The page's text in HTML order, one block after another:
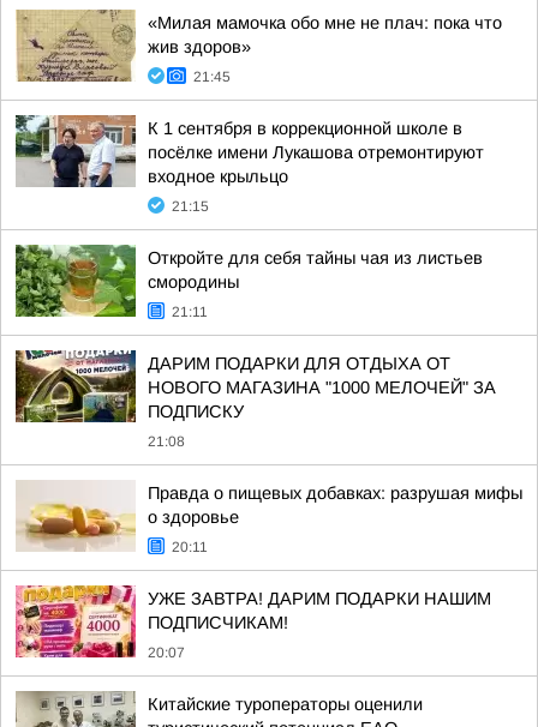
«Милая мамочка обо мне не плач: пока что
жив здоров»
21:45
К 1 сентября в коррекционной школе в
посёлке имени Лукашова отремонтируют
входное крыльцо
21:15
Откройте для себя тайны чая из листьев
смородины
21:11
ДАРИМ ПОДАРКИ ДЛЯ ОТДЫХА ОТ
НОВОГО МАГАЗИНА "1000 МЕЛОЧЕЙ" ЗА
ПОДПИСКУ
21:08
Правда о пищевых добавках: разрушая мифы
о здоровье
20:11
УЖЕ ЗАВТРА! ДАРИМ ПОДАРКИ НАШИМ
ПОДПИСЧИКАМ!
20:07
Китайские туроператоры оценили